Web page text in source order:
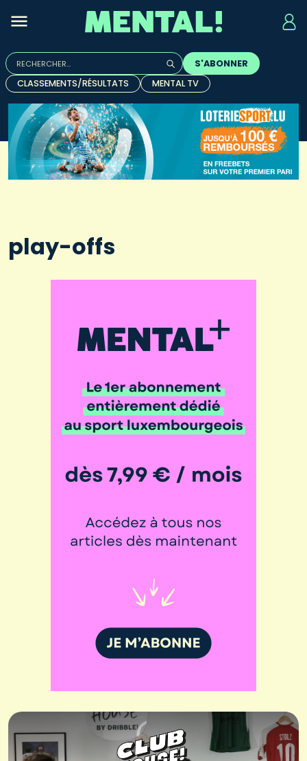
Rechercher :
Quand les résultats de l'auto-complétion sont
S'ABONNER
CLASSEMENTS/RÉSULTATS
MENTAL TV
play-offs